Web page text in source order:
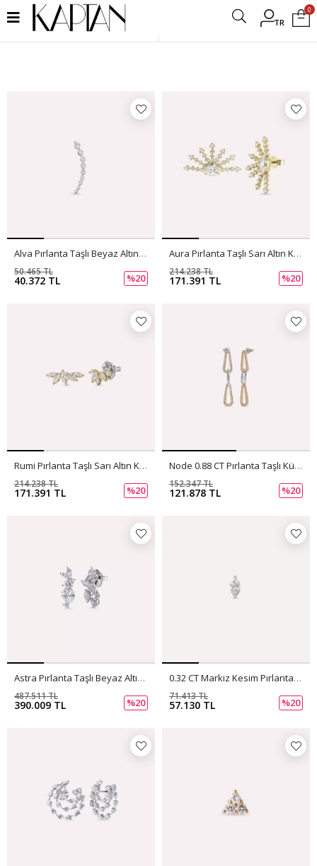
TR
0
Filtrele
Alva Pırlanta Taşlı Beyaz Altın Tek Küpe
40.372 TL
50.465 TL
%20
Aura Pırlanta Taşlı Sarı Altın Küpe
171.391 TL
214.238 TL
%20
Rumi Pırlanta Taşlı Sarı Altın Küpe
171.391 TL
214.238 TL
%20
Node 0.88 CT Pırlanta Taşlı Küpe
121.878 TL
152.347 TL
%20
Astra Pırlanta Taşlı Beyaz Altın Küpe
390.009 TL
487.511 TL
%20
0.32 CT Markiz Kesim Pırlanta Taşlı Beyaz Altın Tek Küpe
57.130 TL
71.413 TL
%20